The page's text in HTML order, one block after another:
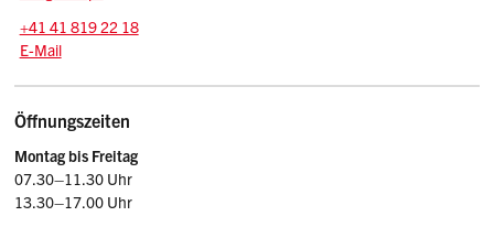
Tel.:
+41 41 819 22 18
E-Mail: zivilschutz
E-Mail
Öffnungszeiten
Montag bis Freitag
07.30–11.30 Uhr
13.30–17.00 Uhr